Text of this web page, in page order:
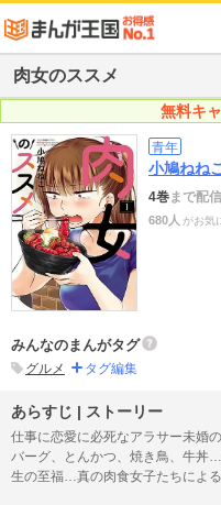
肉女のススメ
無料キ
青年
小鳩ねねこ
4巻まで配信
680人 がお気
みんなのまんがタグ
グルメ タグ編集
あらすじ | ストーリー
仕事に恋愛に必死なアラサー未婚
バーグ、とんかつ、焼き鳥、牛丼
生の至福…真の肉食女子たちによ